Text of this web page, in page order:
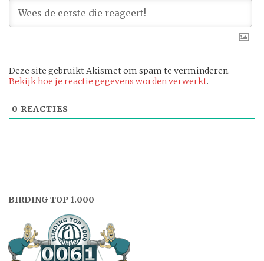
Deze site gebruikt Akismet om spam te verminderen.
Bekijk hoe je reactie gegevens worden verwerkt.
0 REACTIES
BIRDING TOP 1.000